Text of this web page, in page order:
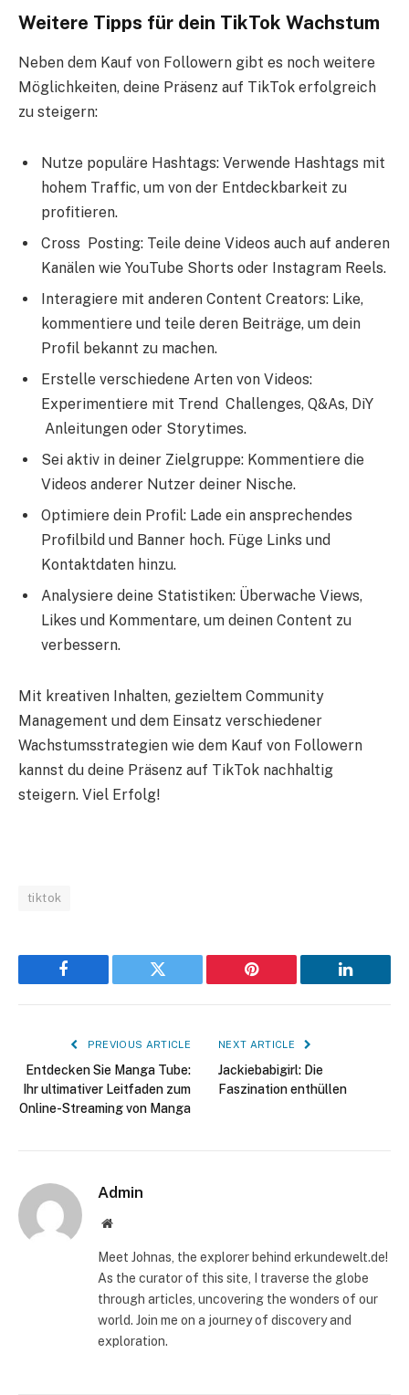
Weitere Tipps für dein TikTok Wachstum
Neben dem Kauf von Followern gibt es noch weitere
Möglichkeiten, deine Präsenz auf TikTok erfolgreich
zu steigern:
Nutze populäre Hashtags: Verwende Hashtags mit
hohem Traffic, um von der Entdeckbarkeit zu
profitieren.
Cross Posting: Teile deine Videos auch auf anderen
Kanälen wie YouTube Shorts oder Instagram Reels.
Interagiere mit anderen Content Creators: Like,
kommentiere und teile deren Beiträge, um dein
Profil bekannt zu machen.
Erstelle verschiedene Arten von Videos:
Experimentiere mit Trend Challenges, Q&As, DiY
Anleitungen oder Storytimes.
Sei aktiv in deiner Zielgruppe: Kommentiere die
Videos anderer Nutzer deiner Nische.
Optimiere dein Profil: Lade ein ansprechendes
Profilbild und Banner hoch. Füge Links und
Kontaktdaten hinzu.
Analysiere deine Statistiken: Überwache Views,
Likes und Kommentare, um deinen Content zu
verbessern.
Mit kreativen Inhalten, gezieltem Community
Management und dem Einsatz verschiedener
Wachstumsstrategien wie dem Kauf von Followern
kannst du deine Präsenz auf TikTok nachhaltig
steigern. Viel Erfolg!
tiktok
Facebook Twitter Pinterest LinkedIn
PREVIOUS ARTICLE
Entdecken Sie Manga Tube:
Ihr ultimativer Leitfaden zum
Online-Streaming von Manga
NEXT ARTICLE
Jackiebabigirl: Die
Faszination enthüllen
Admin
Website
Meet Johnas, the explorer behind erkundewelt.de!
As the curator of this site, I traverse the globe
through articles, uncovering the wonders of our
world. Join me on a journey of discovery and
exploration.